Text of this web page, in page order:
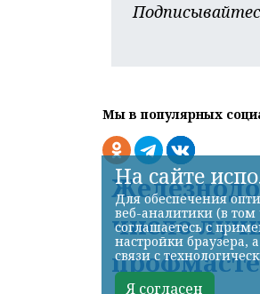
Мы в популярных
число
На сайте
Для обеспечения
веб-аналитики (в
соглашаетесь с
настройки браузера,
связи с
Я согласен